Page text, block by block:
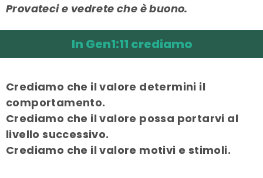
Provateci e vedrete che è buono.
In Gen1:11 crediamo
Crediamo che il valore determini il
comportamento.
Crediamo che il valore possa portarvi al
livello successivo.
Crediamo che il valore motivi e stimoli.